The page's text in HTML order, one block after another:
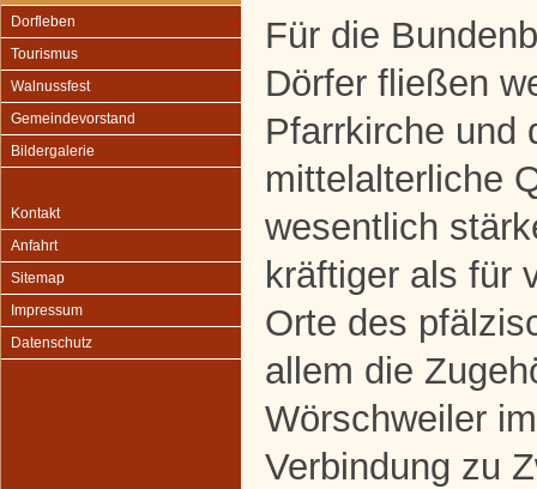
Dorfleben
Tourismus
Walnussfest
Gemeindevorstand
Bildergalerie
Kontakt
Anfahrt
Sitemap
Impressum
Datenschutz
Für die
Dörfer fließen
Pfarrkirche und
mittelalterliche
wesentlich
kräftiger als für
Orte des
allem die
Wörschweiler
Verbindung zu